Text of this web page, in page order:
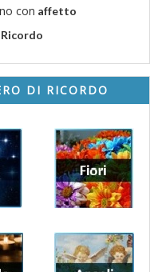
con affetto
Ricordo
DI RICORDO